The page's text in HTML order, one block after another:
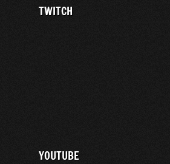
TWITCH
YOUTUBE